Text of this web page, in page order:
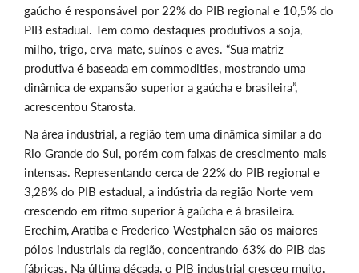
gaúcho é responsável por 22% do PIB regional e 10,5% do
PIB estadual. Tem como destaques produtivos a soja,
milho, trigo, erva-mate, suínos e aves. “Sua matriz
produtiva é baseada em commodities, mostrando uma
dinâmica de expansão superior a gaúcha e brasileira”,
acrescentou Starosta.
Na área industrial, a região tem uma dinâmica similar a do
Rio Grande do Sul, porém com faixas de crescimento mais
intensas. Representando cerca de 22% do PIB regional e
3,28% do PIB estadual, a indústria da região Norte vem
crescendo em ritmo superior à gaúcha e à brasileira.
Erechim, Aratiba e Frederico Westphalen são os maiores
pólos industriais da região, concentrando 63% do PIB das
fábricas. Na última década, o PIB industrial cresceu muito,